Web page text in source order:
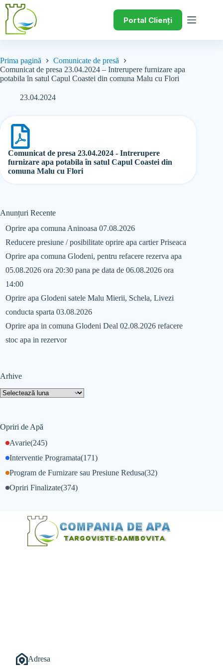
Portal Clienți
Prima pagină
Comunicate de presă
Comunicat de presa 23.04.2024 – Intrerupere furnizare apa
potabila ȋn satul Capul Coastei din comuna Malu cu Flori
23.04.2024
Comunicat de presa 23.04.2024 - Intrerupere
furnizare apa potabila ȋn satul Capul Coastei din
comuna Malu cu Flori
Anunțuri Recente
Oprire apa comuna Aninoasa 07.08.2026
Reducere presiune / posibilitate oprire apa cartier Priseaca
Oprire apa comuna Glodeni, pentru refacere rezerva apa
05.08.2026 ora 20:30 pana pe data de 06.08.2026 ora
14:00
Oprire apa Glodeni satele Malu Mierii, Schela, Livezi
conducta sparta 03.08.2026
Oprire apa in comuna Glodeni Deal 02.08.2026 refacere
stoc apa in rezervor
Arhive
Opriri de Apă
Avarie(245)
Interventie Programata(171)
Opriri Finalizate(374)
Program de Furnizare sau Presiune Redusa(32)
Adresa